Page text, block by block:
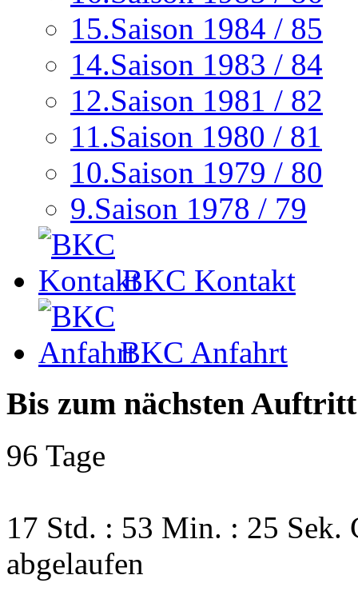
15.Saison 1984 / 85
14.Saison 1983 / 84
12.Saison 1981 / 82
11.Saison 1980 / 81
10.Saison 1979 / 80
9.Saison 1978 / 79
BKC Kontakt
BKC Anfahrt
Bis zum nächsten
96 Tage
17 Std. : 53 Min. : 24 Sek.
abgelaufen